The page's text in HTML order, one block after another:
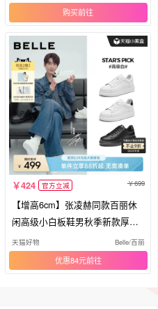
购买
424 官方立减 699
【增高6cm】张凌赫同款百丽休
闲高级小白板鞋男秋季新款厚底
鞋子
天猫好物 Belle/百丽
优惠84元